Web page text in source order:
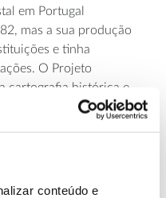
conteúdo e
em Portugal
mas a sua produção
e tinha
O Projeto
cartografia histórica e
e Florestal de
paisagem.